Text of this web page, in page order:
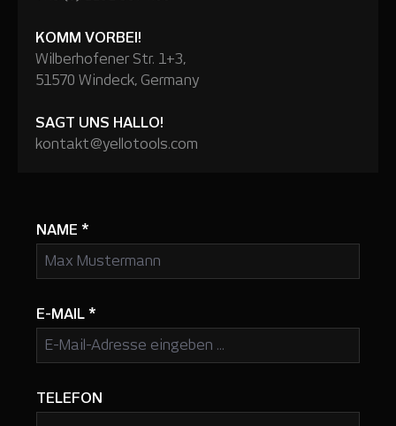
KOMM VORBEI!
Wilberhofener Str. 1+3,
51570 Windeck, Germany
SAGT UNS HALLO!
kontakt@yellotools.com
NAME *
E-MAIL *
TELEFON